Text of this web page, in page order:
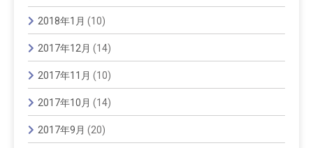
2018年1月 (10)
2017年12月 (14)
2017年11月 (10)
2017年10月 (14)
2017年9月 (20)